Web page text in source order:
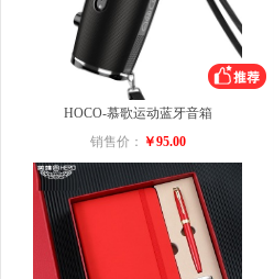
HOCO-慕歌运动蓝牙音箱
销售价： ￥95.00